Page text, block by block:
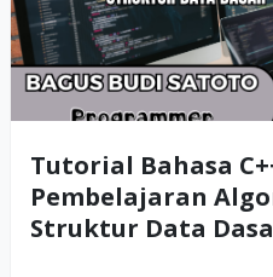
Tutorial Bahasa
Pembelajaran
Struktur Data